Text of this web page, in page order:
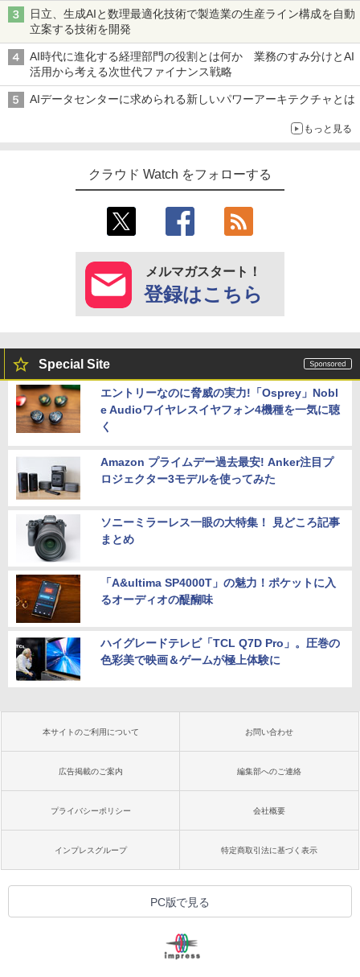
日立、生成AIと数理最適化技術で製造業の生産ライン構成を自動
立案する技術を開発
AI時代に進化する経理部門の役割とは何か 業務のすみ分けとAI
活用から考える次世代ファイナンス戦略
AIデータセンターに求められる新しいパワーアーキテクチャとは
もっと見る
クラウド Watch をフォローする
メルマガスタート！
登録はこちら
Special Site
エントリーなのに脅威の実力!「Osprey」Nobl
e Audioワイヤレスイヤフォン4機種を一気に聴
く
Amazon プライムデー過去最安! Anker注目プ
ロジェクター3モデルを使ってみた
ソニーミラーレス一眼の大特集！ 見どころ記事
まとめ
「A&ultima SP4000T」の魅力！ポケットに入
るオーディオの醍醐味
ハイグレードテレビ「TCL Q7D Pro」。圧巻の
色彩美で映画＆ゲームが極上体験に
本サイトのご利用について お問い合わせ
広告掲載のご案内 編集部へのご連絡
プライバシーポリシー 会社概要
インプレスグループ 特定商取引法に基づく表示
PC版で見る